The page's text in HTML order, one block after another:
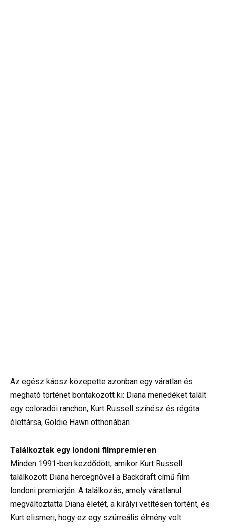
Az egész káosz közepette azonban egy váratlan és
megható történet bontakozott ki: Diana menedéket talált
egy coloradói ranchon, Kurt Russell színész és régóta
élettársa, Goldie Hawn otthonában.
Találkoztak egy londoni filmpremieren
Minden 1991-ben kezdődött, amikor Kurt Russell
találkozott Diana hercegnővel a Backdraft című film
londoni premierjén. A találkozás, amely váratlanul
megváltoztatta Diana életét, a királyi vetítésen történt, és
Kurt elismeri, hogy ez egy szürreális élmény volt: